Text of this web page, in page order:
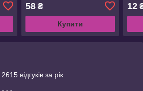
58₴
Купити
12
відгуків за рік